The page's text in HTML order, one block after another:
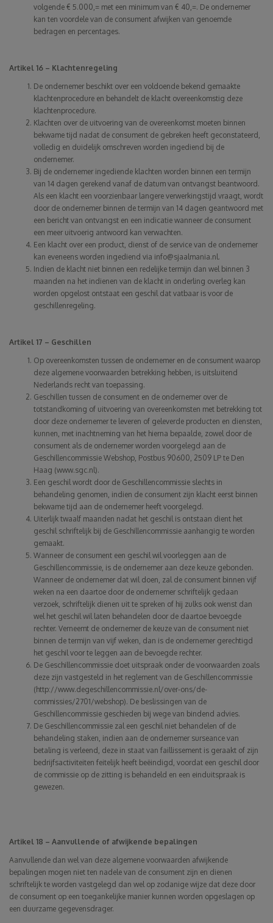
volgende € 5.000,= met een minimum van € 40,=. De ondernemer
kan ten voordele van de consument afwijken van genoemde
bedragen en percentages.
Artikel 16 – Klachtenregeling
De ondernemer beschikt over een voldoende bekend gemaakte
klachtenprocedure en behandelt de klacht overeenkomstig deze
klachtenprocedure.
Klachten over de uitvoering van de overeenkomst moeten binnen
bekwame tijd nadat de consument de gebreken heeft geconstateerd,
volledig en duidelijk omschreven worden ingediend bij de
ondernemer.
Bij de ondernemer ingediende klachten worden binnen een termijn
van 14 dagen gerekend vanaf de datum van ontvangst beantwoord.
Als een klacht een voorzienbaar langere verwerkingstijd vraagt, wordt
door de ondernemer binnen de termijn van 14 dagen geantwoord met
een bericht van ontvangst en een indicatie wanneer de consument
een meer uitvoerig antwoord kan verwachten.
Een klacht over een product, dienst of de service van de ondernemer
kan eveneens worden ingediend via info@sjaalmania.nl.
Indien de klacht niet binnen een redelijke termijn dan wel binnen 3
maanden na het indienen van de klacht in onderling overleg kan
worden opgelost ontstaat een geschil dat vatbaar is voor de
geschillenregeling.
Artikel 17 – Geschillen
Op overeenkomsten tussen de ondernemer en de consument waarop
deze algemene voorwaarden betrekking hebben, is uitsluitend
Nederlands recht van toepassing.
Geschillen tussen de consument en de ondernemer over de
totstandkoming of uitvoering van overeenkomsten met betrekking tot
door deze ondernemer te leveren of geleverde producten en diensten,
kunnen, met inachtneming van het hierna bepaalde, zowel door de
consument als de ondernemer worden voorgelegd aan de
Geschillencommissie Webshop, Postbus 90600, 2509 LP te Den
Haag (www.sgc.nl).
Een geschil wordt door de Geschillencommissie slechts in
behandeling genomen, indien de consument zijn klacht eerst binnen
bekwame tijd aan de ondernemer heeft voorgelegd.
Uiterlijk twaalf maanden nadat het geschil is ontstaan dient het
geschil schriftelijk bij de Geschillencommissie aanhangig te worden
gemaakt.
Wanneer de consument een geschil wil voorleggen aan de
Geschillencommissie, is de ondernemer aan deze keuze gebonden.
Wanneer de ondernemer dat wil doen, zal de consument binnen vijf
weken na een daartoe door de ondernemer schriftelijk gedaan
verzoek, schriftelijk dienen uit te spreken of hij zulks ook wenst dan
wel het geschil wil laten behandelen door de daartoe bevoegde
rechter. Verneemt de ondernemer de keuze van de consument niet
binnen de termijn van vijf weken, dan is de ondernemer gerechtigd
het geschil voor te leggen aan de bevoegde rechter.
De Geschillencommissie doet uitspraak onder de voorwaarden zoals
deze zijn vastgesteld in het reglement van de Geschillencommissie
( http://www.degeschillencommissie.nl/over-ons/de-
commissies/2701/webshop). De beslissingen van de
Geschillencommissie geschieden bij wege van bindend advies.
De Geschillencommissie zal een geschil niet behandelen of de
behandeling staken, indien aan de ondernemer surseance van
betaling is verleend, deze in staat van faillissement is geraakt of zijn
bedrijfsactiviteiten feitelijk heeft beëindigd, voordat een geschil door
de commissie op de zitting is behandeld en een einduitspraak is
gewezen.
Artikel 18 – Aanvullende of afwijkende bepalingen
Aanvullende dan wel van deze algemene voorwaarden afwijkende
bepalingen mogen niet ten nadele van de consument zijn en dienen
schriftelijk te worden vastgelegd dan wel op zodanige wijze dat deze door
de consument op een toegankelijke manier kunnen worden opgeslagen op
een duurzame gegevensdrager.